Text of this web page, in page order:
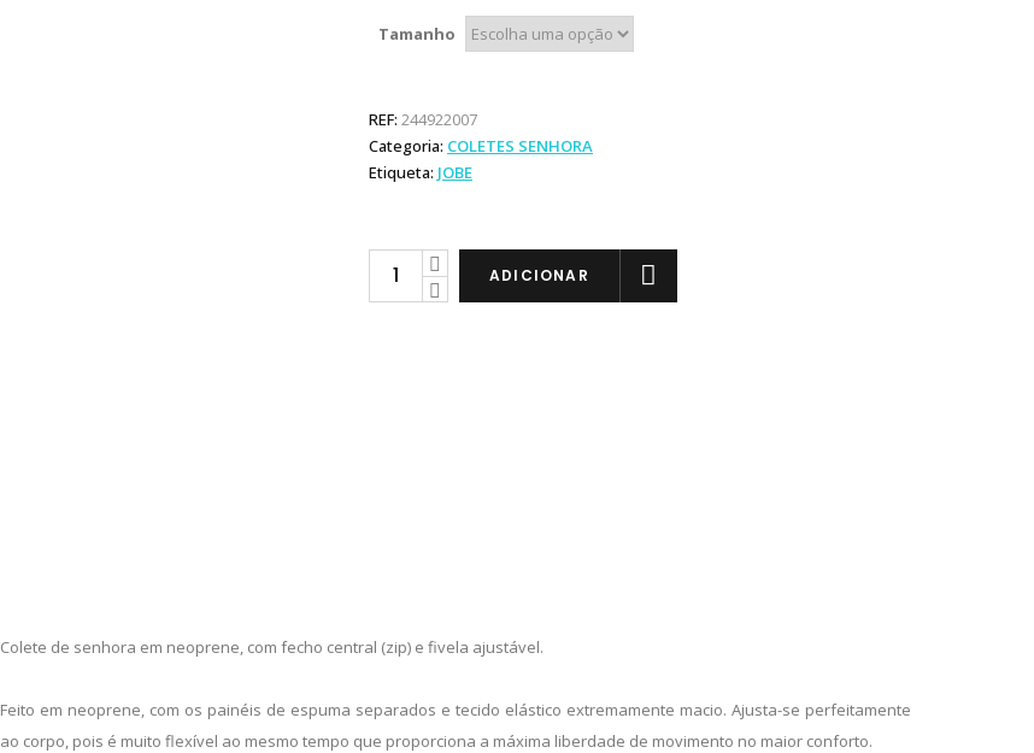
Tamanho
REF: 244922007
Categoria: COLETES SENHORA
Etiqueta: JOBE
Jobe
ADICIONAR
Colete de senhora em neoprene, com fecho central (zip) e fivela ajustável.
Feito em neoprene, com os painéis de espuma separados e tecido elástico extremamente macio. Ajusta-se perfeitamente
ao corpo, pois é muito flexível ao mesmo tempo que proporciona a máxima liberdade de movimento no maior conforto.